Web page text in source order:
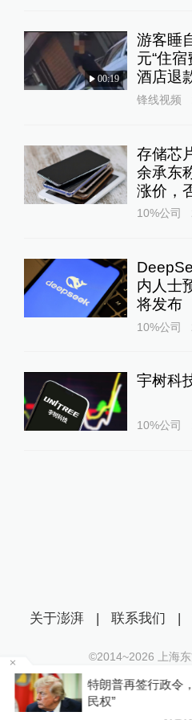
00:19
游客睡
元“住
酒店退
锋线视频
存储芯
余承东
涨价，
10%公司
内人士
将发布
10%公司
宇树科
10%公司
特朗普再签行政令
民权”
关于澎湃 | 联系我们 |
©2014~2026 上海
沪ICP证：沪B2-
互联网新闻信息服务许